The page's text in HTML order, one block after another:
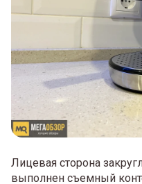
Лицевая сторона
выполнен съемный